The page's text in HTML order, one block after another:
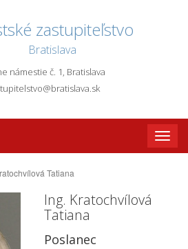
zastupiteľstvo
Bratislava
námestie č. 1, Bratislava
Toggle
Tatiana
Ing. Kratochvílová
Tatiana
Poslanec